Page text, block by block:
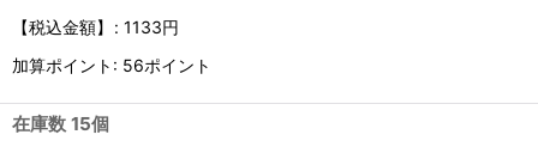
【税込金額】
: 1133円
加算ポイント: 56ポイント
在庫数 15個